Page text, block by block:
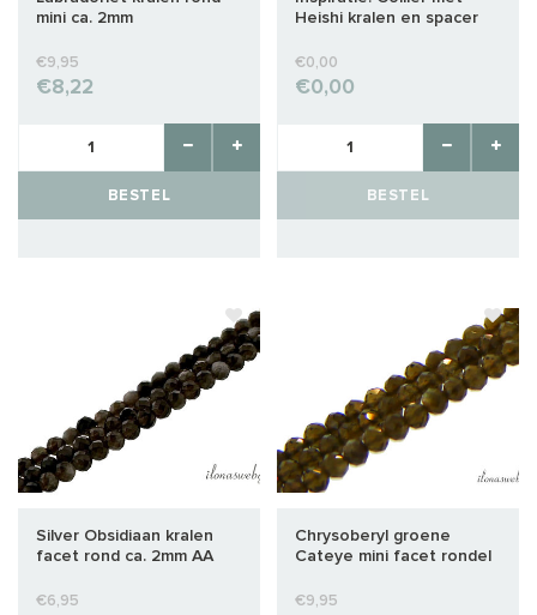
mini ca. 2mm
€9,95
€8,22
BESTEL
Heishi kralen en spacer
€0,00
€0,00
BESTEL
Silver Obsidiaan kralen
facet rond ca. 2mm AA
€6,95
Chrysoberyl groene
Cateye mini facet rondel
€9,95